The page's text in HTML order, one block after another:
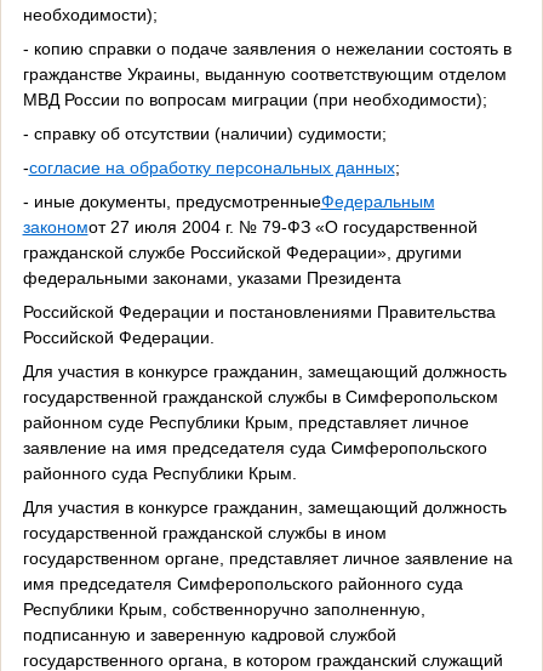
необходимости);
- копию справки о подаче заявления о нежелании состоять в
гражданстве Украины, выданную соответствующим отделом
МВД России по вопросам миграции (при необходимости);
- справку об отсутствии (наличии) судимости;
-согласие на обработку персональных данных;
- иные документы, предусмотренныеФедеральным
закономот 27 июля 2004 г. № 79-ФЗ «О государственной
гражданской службе Российской Федерации», другими
федеральными законами, указами Президента
Российской Федерации и постановлениями Правительства
Российской Федерации.
Для участия в конкурсе гражданин, замещающий должность
государственной гражданской службы в Симферопольском
районном суде Республики Крым, представляет личное
заявление на имя председателя суда Симферопольского
районного суда Республики Крым.
Для участия в конкурсе гражданин, замещающий должность
государственной гражданской службы в ином
государственном органе, представляет личное заявление на
имя председателя Симферопольского районного суда
Республики Крым, собственноручно заполненную,
подписанную и заверенную кадровой службой
государственного органа, в котором гражданский служащий